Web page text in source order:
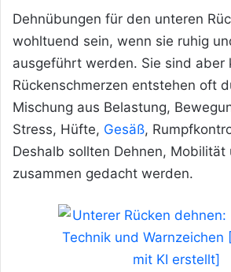
Dehnübungen für den unteren
wohltuend sein, wenn sie ruhig
ausgeführt werden. Sie sind aber
Rückenschmerzen entstehen oft
Mischung aus Belastung,
Stress, Hüfte, Gesäß,
Deshalb sollten Dehnen, Mobilität
zusammen gedacht werden.